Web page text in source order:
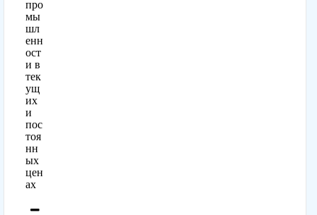
про
мы
шл
енн
ост
и в
тек
ущ
их
и
пос
тоя
нн
ых
цен
ах